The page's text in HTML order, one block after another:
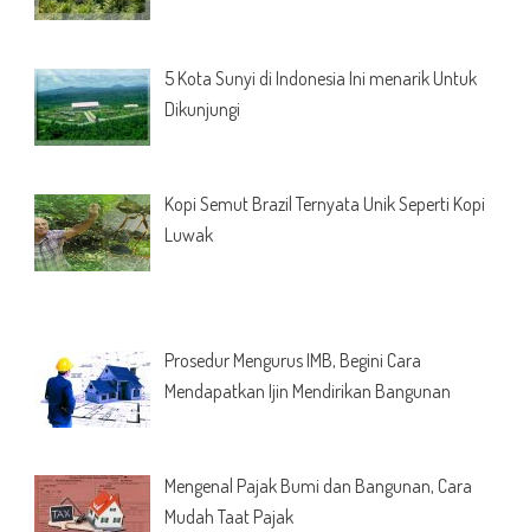
5 Kota Sunyi di Indonesia Ini menarik Untuk
Dikunjungi
Kopi Semut Brazil Ternyata Unik Seperti Kopi
Luwak
Prosedur Mengurus IMB, Begini Cara
Mendapatkan Ijin Mendirikan Bangunan
Mengenal Pajak Bumi dan Bangunan, Cara
Mudah Taat Pajak